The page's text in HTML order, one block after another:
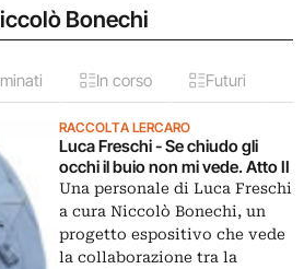
Bonechi
In corso Futuri
RACCOLTA LERCARO
Luca Freschi - Se chiudo gli
occhi il buio non mi vede. Atto II
Una personale di Luca Freschi
a cura Niccolò Bonechi, un
progetto espositivo che vede
la collaborazione tra la